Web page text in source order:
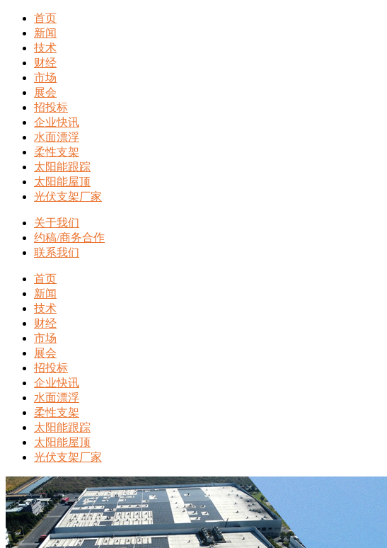
首页
新闻
技术
财经
市场
展会
招投标
企业快讯
水面漂浮
柔性支架
太阳能跟踪
太阳能屋顶
光伏支架厂家
关于我们
约稿/商务合作
联系我们
首页
新闻
技术
财经
市场
展会
招投标
企业快讯
水面漂浮
柔性支架
太阳能跟踪
太阳能屋顶
光伏支架厂家